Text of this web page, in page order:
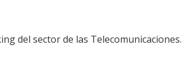
del sector de las Telecomunicaciones.